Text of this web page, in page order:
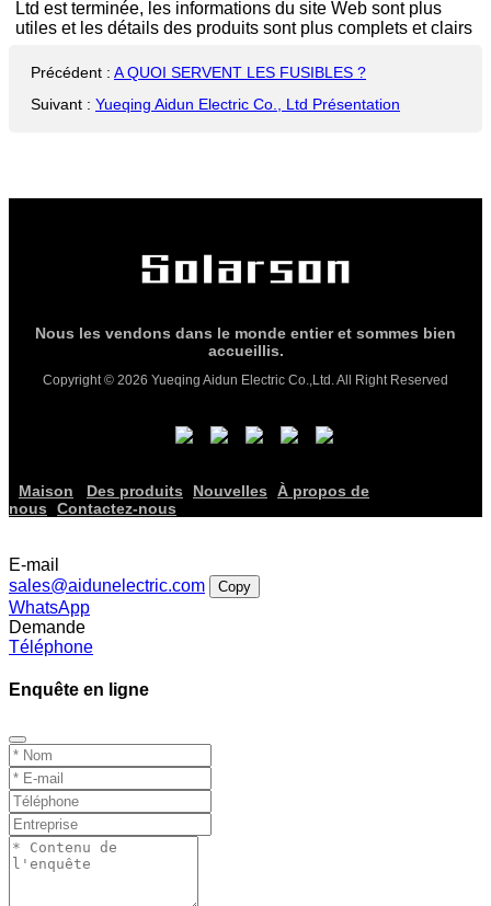
Ltd est terminée, les informations du site Web sont plus
utiles et les détails des produits sont plus complets et clairs
Précédent : A QUOI SERVENT LES FUSIBLES ?
Suivant : Yueqing Aidun Electric Co., Ltd Présentation
Nous les vendons dans le monde entier et sommes bien
accueillis.
Copyright © 2026 Yueqing Aidun Electric Co.,Ltd. All Right Reserved
Maison Des produits Nouvelles
À propos de
nous
Contactez-nous
E-mail
sales@aidunelectric.com
Copy
WhatsApp
Demande
Téléphone
Enquête en ligne